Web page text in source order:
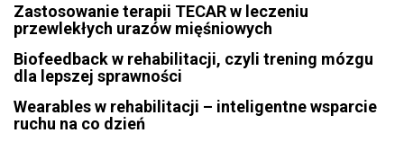
Zastosowanie terapii TECAR w leczeniu
przewlekłych urazów mięśniowych
Biofeedback w rehabilitacji, czyli trening mózgu
dla lepszej sprawności
Wearables w rehabilitacji – inteligentne wsparcie
ruchu na co dzień